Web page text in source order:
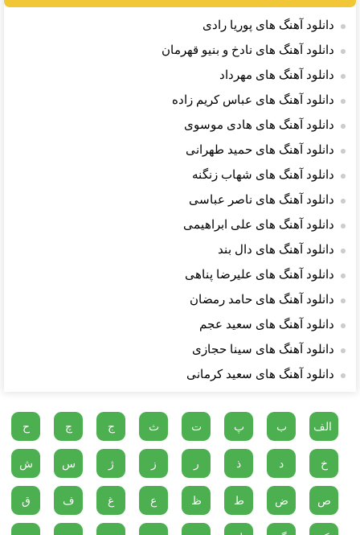
دانلود آهنگ های پوریا رادی
دانلود آهنگ های نادخ و بنیو قهرمان
دانلود آهنگ های مهرداد
دانلود آهنگ های عباس کریم زاده
دانلود آهنگ های هادی موسوی
دانلود آهنگ های حمید طهرانی
دانلود آهنگ های شهاب زنگنه
دانلود آهنگ های ناصر عباسی
دانلود آهنگ های علی ابراهیمی
دانلود آهنگ های دال بند
دانلود آهنگ های علیرضا پناهی
دانلود آهنگ های حامد رمضان
دانلود آهنگ های سعید عجم
دانلود آهنگ های سینا حجازی
دانلود آهنگ های سعید کرمانی
الف ب پ ت ث ج چ ح
خ د ذ ر ز ژ س ش
ص ض ط ظ ع غ ف ق